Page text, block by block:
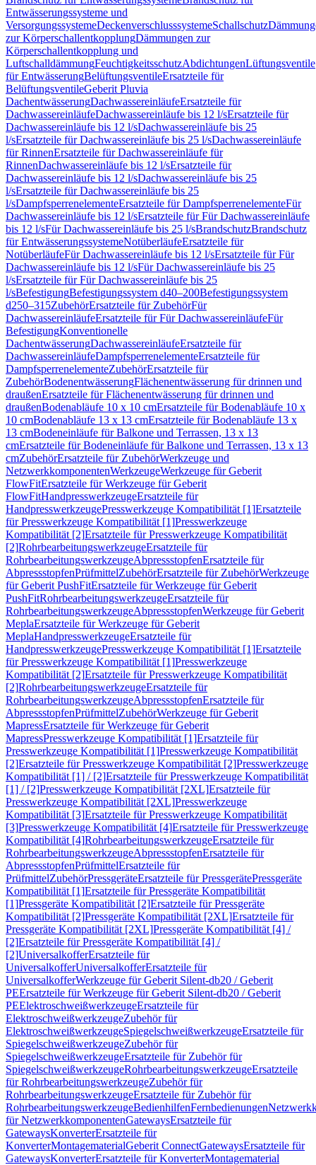
Entwässerungssysteme und
VersorgungssystemeDeckenverschlusssystemeSchallschutz
zur KörperschallentkopplungDämmungen zur
Körperschallentkopplung und
LuftschalldämmungFeuchtigkeitsschutzAbdichtungenLüftungsventile
für EntwässerungBelüftungsventileErsatzteile für
BelüftungsventileGeberit Pluvia
DachentwässerungDachwassereinläufeErsatzteile für
DachwassereinläufeDachwassereinläufe bis 12 l/sErsatzteile für
Dachwassereinläufe bis 12 l/sDachwassereinläufe bis 25
l/sErsatzteile für Dachwassereinläufe bis 25 l/sDachwassereinläufe
für RinnenErsatzteile für Dachwassereinläufe für
RinnenDachwassereinläufe bis 12 l/sErsatzteile für
Dachwassereinläufe bis 12 l/sDachwassereinläufe bis 25
l/sErsatzteile für Dachwassereinläufe bis 25
l/sDampfsperrenelementeErsatzteile für DampfsperrenelementeFür
Dachwassereinläufe bis 12 l/sErsatzteile für Für Dachwassereinläufe
bis 12 l/sFür Dachwassereinläufe bis 25 l/sBrandschutzBrandschutz
für EntwässerungssystemeNotüberläufeErsatzteile für
NotüberläufeFür Dachwassereinläufe bis 12 l/sErsatzteile für Für
Dachwassereinläufe bis 12 l/sFür Dachwassereinläufe bis 25
l/sErsatzteile für Für Dachwassereinläufe bis 25
l/sBefestigungBefestigungssystem d40–200Befestigungssystem
d250–315ZubehörErsatzteile für ZubehörFür
DachwassereinläufeErsatzteile für Für DachwassereinläufeFür
BefestigungKonventionelle
DachentwässerungDachwassereinläufeErsatzteile für
DachwassereinläufeDampfsperrenelementeErsatzteile für
DampfsperrenelementeZubehörErsatzteile für
ZubehörBodenentwässerungFlächenentwässerung für drinnen und
draußenErsatzteile für Flächenentwässerung für drinnen und
draußenBodenabläufe 10 x 10 cmErsatzteile für Bodenabläufe 10 x
10 cmBodenabläufe 13 x 13 cmErsatzteile für Bodenabläufe 13 x
13 cmBodeneinläufe für Balkone und Terrassen, 13 x 13
cmErsatzteile für Bodeneinläufe für Balkone und Terrassen, 13 x 13
cmZubehörErsatzteile für ZubehörWerkzeuge und
NetzwerkkomponentenWerkzeugeWerkzeuge für Geberit
FlowFitErsatzteile für Werkzeuge für Geberit
FlowFitHandpresswerkzeugeErsatzteile für
HandpresswerkzeugePresswerkzeuge Kompatibilität [1]Ersatzteile
für Presswerkzeuge Kompatibilität [1]Presswerkzeuge
Kompatibilität [2]Ersatzteile für Presswerkzeuge Kompatibilität
[2]RohrbearbeitungswerkzeugeErsatzteile für
RohrbearbeitungswerkzeugeAbpressstopfenErsatzteile für
AbpressstopfenPrüfmittelZubehörErsatzteile für ZubehörWerkzeuge
für Geberit PushFitErsatzteile für Werkzeuge für Geberit
PushFitRohrbearbeitungswerkzeugeErsatzteile für
RohrbearbeitungswerkzeugeAbpressstopfenWerkzeuge für Geberit
MeplaErsatzteile für Werkzeuge für Geberit
MeplaHandpresswerkzeugeErsatzteile für
HandpresswerkzeugePresswerkzeuge Kompatibilität [1]Ersatzteile
für Presswerkzeuge Kompatibilität [1]Presswerkzeuge
Kompatibilität [2]Ersatzteile für Presswerkzeuge Kompatibilität
[2]RohrbearbeitungswerkzeugeErsatzteile für
RohrbearbeitungswerkzeugeAbpressstopfenErsatzteile für
AbpressstopfenPrüfmittelZubehörWerkzeuge für Geberit
MapressErsatzteile für Werkzeuge für Geberit
MapressPresswerkzeuge Kompatibilität [1]Ersatzteile für
Presswerkzeuge Kompatibilität [1]Presswerkzeuge Kompatibilität
[2]Ersatzteile für Presswerkzeuge Kompatibilität [2]Presswerkzeuge
Kompatibilität [1] / [2]Ersatzteile für Presswerkzeuge Kompatibilität
[1] / [2]Presswerkzeuge Kompatibilität [2XL]Ersatzteile für
Presswerkzeuge Kompatibilität [2XL]Presswerkzeuge
Kompatibilität [3]Ersatzteile für Presswerkzeuge Kompatibilität
[3]Presswerkzeuge Kompatibilität [4]Ersatzteile für Presswerkzeuge
Kompatibilität [4]RohrbearbeitungswerkzeugeErsatzteile für
RohrbearbeitungswerkzeugeAbpressstopfenErsatzteile für
AbpressstopfenPrüfmittelErsatzteile für
PrüfmittelZubehörPressgeräteErsatzteile für PressgerätePressgeräte
Kompatibilität [1]Ersatzteile für Pressgeräte Kompatibilität
[1]Pressgeräte Kompatibilität [2]Ersatzteile für Pressgeräte
Kompatibilität [2]Pressgeräte Kompatibilität [2XL]Ersatzteile für
Pressgeräte Kompatibilität [2XL]Pressgeräte Kompatibilität [4] /
[2]Ersatzteile für Pressgeräte Kompatibilität [4] /
[2]UniversalkofferErsatzteile für
UniversalkofferUniversalkofferErsatzteile für
UniversalkofferWerkzeuge für Geberit Silent-db20 / Geberit
PEErsatzteile für Werkzeuge für Geberit Silent-db20 / Geberit
PEElektroschweißwerkzeugeErsatzteile für
ElektroschweißwerkzeugeZubehör für
ElektroschweißwerkzeugeSpiegelschweißwerkzeugeErsatzteile für
SpiegelschweißwerkzeugeZubehör für
SpiegelschweißwerkzeugeErsatzteile für Zubehör für
SpiegelschweißwerkzeugeRohrbearbeitungswerkzeugeErsatzteile
für RohrbearbeitungswerkzeugeZubehör für
RohrbearbeitungswerkzeugeErsatzteile für Zubehör für
RohrbearbeitungswerkzeugeBedienhilfenFernbedienungen
für NetzwerkkomponentenGatewaysErsatzteile für
GatewaysKonverterErsatzteile für
KonverterMontagematerialGeberit ConnectGatewaysErsatzteile für
GatewaysKonverterErsatzteile für KonverterMontagematerial